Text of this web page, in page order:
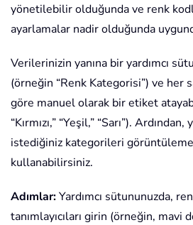
yönetilebilir olduğunda ve renk
ayarlamalar nadir olduğunda
Verilerinizin yanına bir yardımcı
(örneğin “Renk Kategorisi”) ve her
göre manuel olarak bir etiket
“Kırmızı,” “Yeşil,” “Sarı”).
istediğiniz kategorileri
kullanabilirsiniz.
Adımlar:Yardımcı sütununuzda,
tanımlayıcıları girin (örneğin, mavi